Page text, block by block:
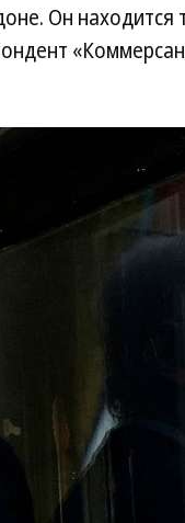
Он находится